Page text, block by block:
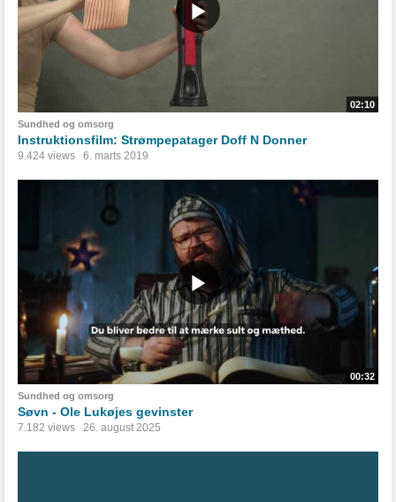
02:10
Sundhed og omsorg
Instruktionsfilm: Strømpepatager Doff N Donner
9.424 views 6. marts 2019
00:32
Sundhed og omsorg
Søvn - Ole Lukøjes gevinster
7.182 views 26. august 2025